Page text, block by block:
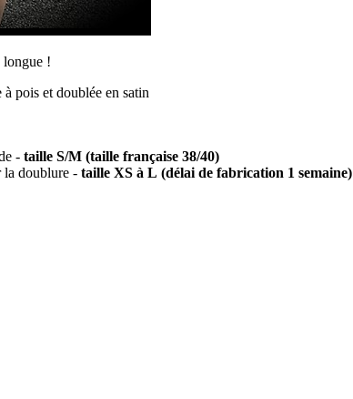
longue !
pois et doublée en satin
- taille S/M (taille française 38/40)
la doublure - taille XS à L (délai de fabrication 1 semaine)